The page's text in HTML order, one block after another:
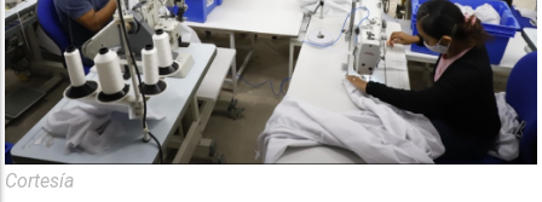
Cortesía